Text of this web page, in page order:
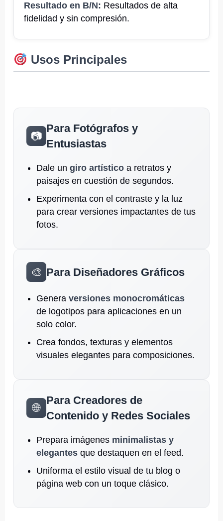
Resultado en B/N: Resultados de alta
fidelidad y sin compresión.
Usos Principales
📷
Para Fotógrafos y
Entusiastas
Dale un giro artístico a retratos y
paisajes en cuestión de segundos.
Experimenta con el contraste y la luz
para crear versiones impactantes de tus
fotos.
🎨 Para Diseñadores Gráficos
Genera versiones monocromáticas
de logotipos para aplicaciones en un
solo color.
Crea fondos, texturas y elementos
visuales elegantes para composiciones.
🌐
Para Creadores de
Contenido y Redes Sociales
Prepara imágenes minimalistas y
elegantes que destaquen en el feed.
Uniforma el estilo visual de tu blog o
página web con un toque clásico.